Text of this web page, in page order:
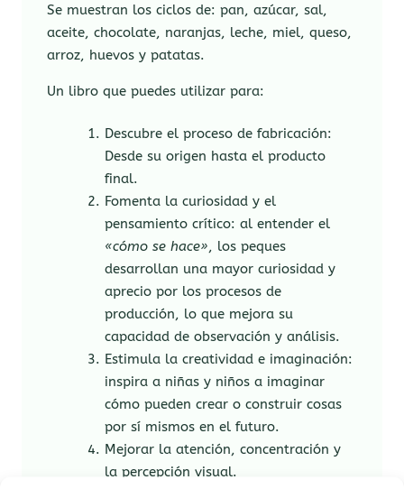
Se muestran los ciclos de: pan, azúcar, sal,
aceite, chocolate, naranjas, leche, miel, queso,
arroz, huevos y patatas.
Un libro que puedes utilizar para:
Descubre el proceso de fabricación:
Desde su origen hasta el producto
final.
Fomenta la curiosidad y el
pensamiento crítico: al entender el
«cómo se hace», los peques
desarrollan una mayor curiosidad y
aprecio por los procesos de
producción, lo que mejora su
capacidad de observación y análisis.
Estimula la creatividad e imaginación:
inspira a niñas y niños a imaginar
cómo pueden crear o construir cosas
por sí mismos en el futuro.
Mejorar la atención, concentración y
la percepción visual.